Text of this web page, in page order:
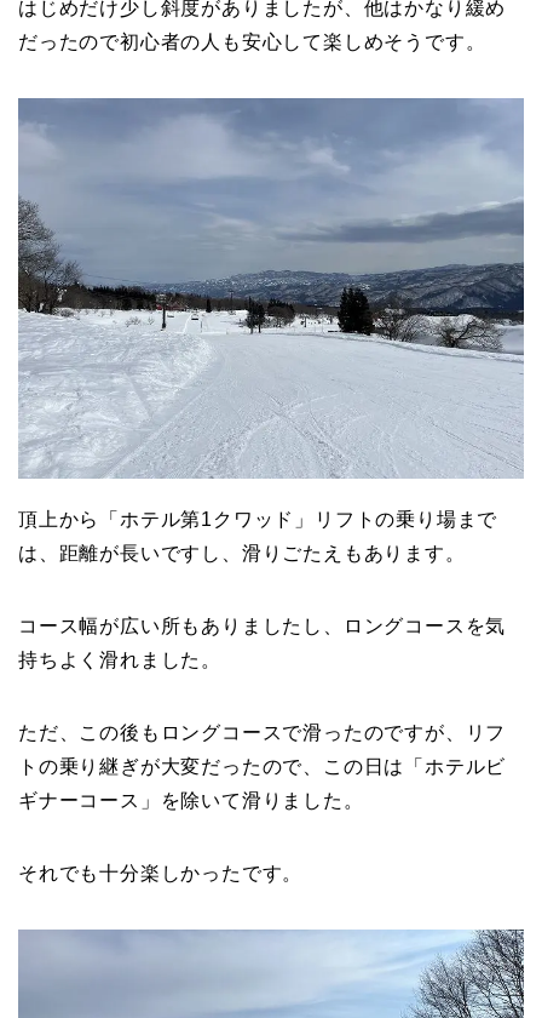
はじめだけ少し斜度がありましたが、他はかなり緩め
だったので初心者の人も安心して楽しめそうです。
頂上から「ホテル第1クワッド」リフトの乗り場まで
は、距離が長いですし、滑りごたえもあります。
コース幅が広い所もありましたし、ロングコースを気
持ちよく滑れました。
ただ、この後もロングコースで滑ったのですが、リフ
トの乗り継ぎが大変だったので、この日は「ホテルビ
ギナーコース」を除いて滑りました。
それでも十分楽しかったです。